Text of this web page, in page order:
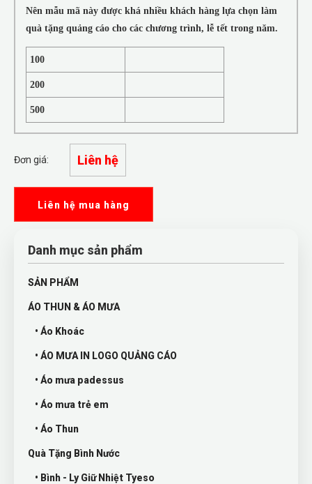
Nên mẫu mã này được khá nhiều khách hàng lựa chọn làm
quà tặng quảng cáo cho các chương trình, lễ tết trong năm.
100
200
500
Đơn giá: Liên hệ
Liên hệ mua hàng
Danh mục sản phẩm
SẢN PHẨM
ÁO THUN & ÁO MƯA
• Áo Khoác
• ÁO MƯA IN LOGO QUẢNG CÁO
• Áo mưa padessus
• Áo mưa trẻ em
• Áo Thun
Quà Tặng Bình Nước
• Bình - Ly Giữ Nhiệt Tyeso